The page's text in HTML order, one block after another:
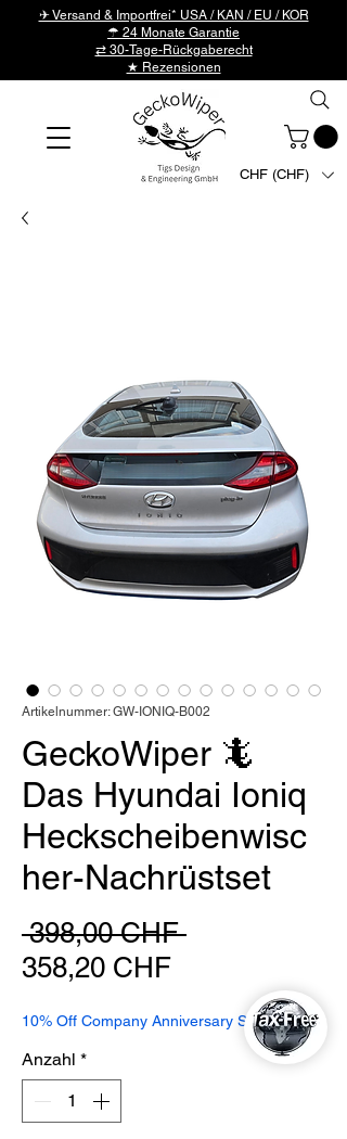
✈ Versand & Importfrei* USA / KAN / EU / KOR
☂ 24 Monate Garantie
⇄ 30-Tage-Rückgaberecht
★ Rezensionen
CHF (CHF)
Artikelnummer: GW-IONIQ-B002
GeckoWiper 🦎
Das Hyundai Ioniq
Heckscheibenwisc
her-Nachrüstset
398,00 CHF Standardpreis
358,20 CHFSale-
10% Off Company Anniversary Special
Anzahl *